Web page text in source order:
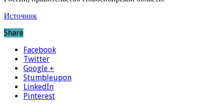
Источник
Share
Facebook
Twitter
Google +
Stumbleupon
LinkedIn
Pinterest